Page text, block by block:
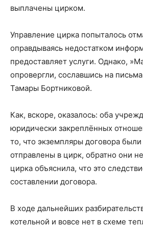
выплачены цирком.
Управление цирка попыталось
оправдываясь недостатком
предоставляет услуги. Однако,
опровергли, сославшись на
Тамары Бортниковой.
Как, вскоре, оказалось: оба
юридически закреплённых
то, что экземпляры договора
отправлены в цирк, обратно они
цирка объяснила, что это
составлении договора.
В ходе дальнейших
котельной и вовсе нет в схеме